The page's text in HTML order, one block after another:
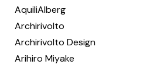
AquiliAlberg
Archirivolto
Archirivolto Design
Arihiro Miyake